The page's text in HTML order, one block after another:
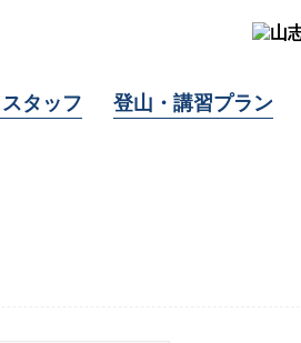
タッフ 登山・講習プラン